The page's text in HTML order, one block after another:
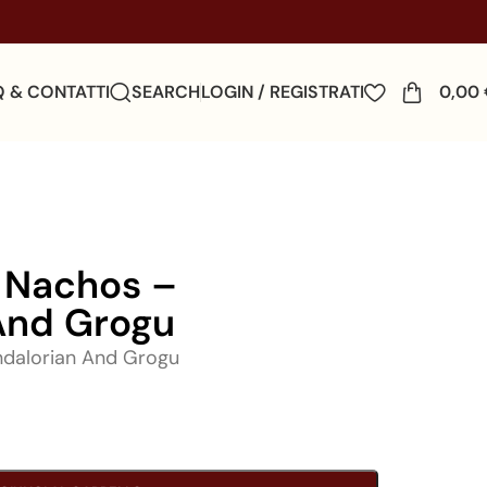
& CONTATTI SEARCHLOGIN / REGISTRATI 0,00
–
Grogu
And Grogu